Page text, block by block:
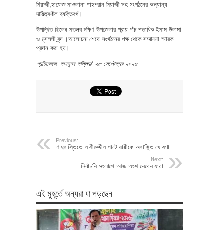
মিয়াজী,হাফেজ মাওলানা শাহপরান মিয়াজী সহ সংগঠনের অন্যান্য
দায়িত্বশীল ব্যক্তিবর্গ।
উপস্থিত ছিলেন মতলব দক্ষিণ উপজেলার প্রায় পাঁচ শতাধিক ইমাম উলামা
ও মুসল্লী বৃন্দ ।আলোচনা শেষে সংগঠনের পক্ষ থেকে সম্মাননা স্মারক
প্রদান করা হয়।
প্রতিবেদক: মাহফুজ মল্লিক/ ২৮ সেপ্টেম্বর ২০২৫
Previous:
শাহরাস্তিতে নাসীরুদ্দীন পাটোয়ারীকে অবাঞ্ছিত ঘোষণা
Next:
নির্বাচনি সংলাপে আজ অংশ নেবেন যারা
এই মুহূর্তে অন্যরা যা পড়ছেন